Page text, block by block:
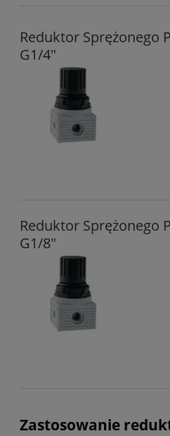
Reduktor Sprężonego
G1/4"
Reduktor Sprężonego
G1/8"
Zastosowanie